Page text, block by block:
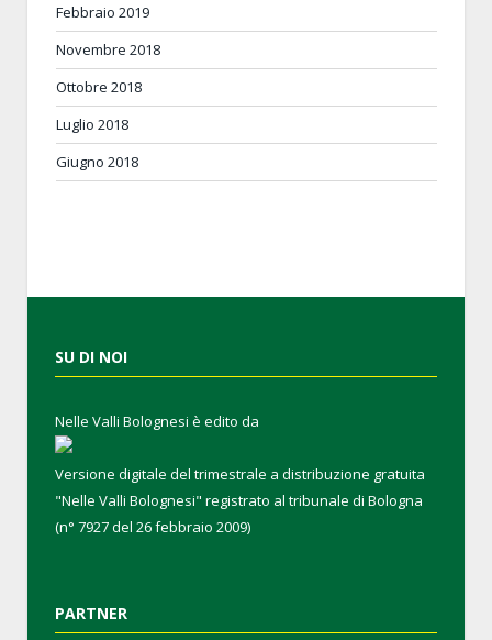
Febbraio 2019
Novembre 2018
Ottobre 2018
Luglio 2018
Giugno 2018
SU DI NOI
Nelle Valli Bolognesi è edito da
Versione digitale del trimestrale a distribuzione gratuita
"Nelle Valli Bolognesi" registrato al tribunale di Bologna
(n° 7927 del 26 febbraio 2009)
PARTNER